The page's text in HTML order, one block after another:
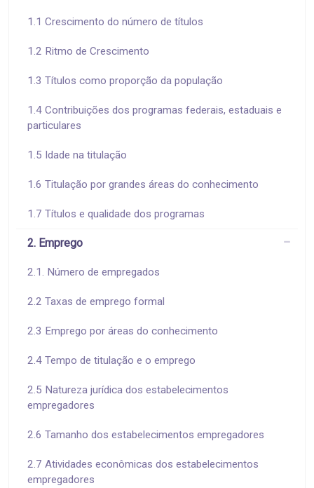
1.1 Crescimento do número de títulos
1.2 Ritmo de Crescimento
1.3 Títulos como proporção da população
1.4 Contribuições dos programas federais, estaduais e
particulares
1.5 Idade na titulação
1.6 Titulação por grandes áreas do conhecimento
1.7 Títulos e qualidade dos programas
2. Emprego
2.1. Número de empregados
2.2 Taxas de emprego formal
2.3 Emprego por áreas do conhecimento
2.4 Tempo de titulação e o emprego
2.5 Natureza jurídica dos estabelecimentos
empregadores
2.6 Tamanho dos estabelecimentos empregadores
2.7 Atividades econômicas dos estabelecimentos
empregadores